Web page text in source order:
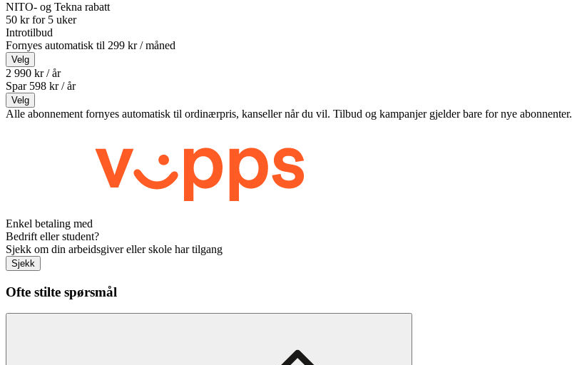
NITO- og Tekna rabatt
50 kr for 5 uker
Introtilbud
Fornyes automatisk til 299 kr / måned
Velg
2 990 kr / år
Spar 598 kr /år
Velg
Alle abonnement fornyes automatisk til ordinærpris, kanseller når du vil. Tilbud og kampanjer gjelder bare for nye abonnenter.
Enkel betaling med
Bedrift eller student?
Sjekk om din arbeidsgiver eller skole har tilgang
Sjekk
Ofte stilte spørsmål